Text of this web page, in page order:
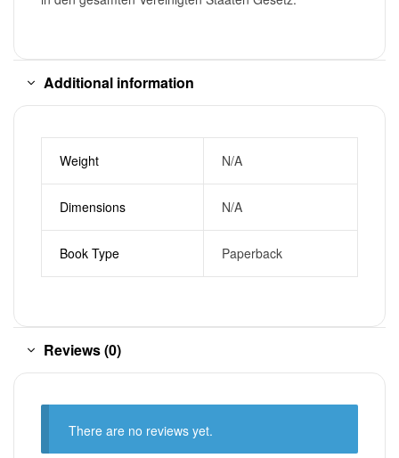
Additional information
Weight N/A
Dimensions N/A
Book Type Paperback
Reviews (0)
There are no reviews yet.